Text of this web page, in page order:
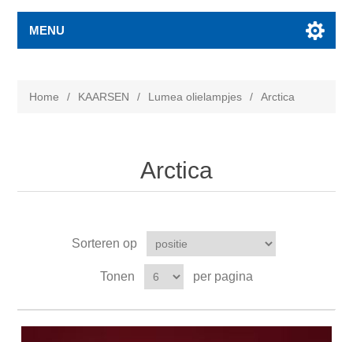
MENU
Home / KAARSEN / Lumea olielampjes / Arctica
Arctica
Sorteren op
Tonen per pagina